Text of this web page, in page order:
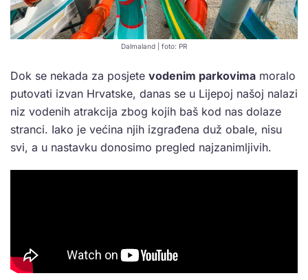
Dalmaland | foto: PR
Dok se nekada za posjete vodenim parkovima moralo
putovati izvan Hrvatske, danas se u Lijepoj našoj nalazi
niz vodenih atrakcija zbog kojih baš kod nas dolaze
stranci. Iako je većina njih izgrađena duž obale, nisu
svi, a u nastavku donosimo pregled najzanimljivih.